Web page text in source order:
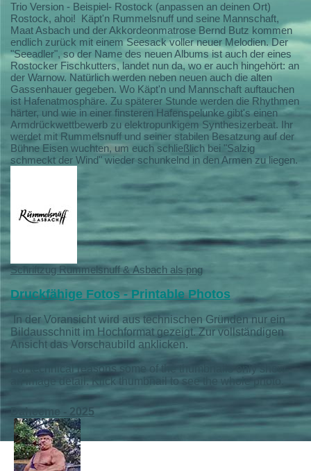
Trio Version - Beispiel- Rostock (anpassen an deinen Ort)
Rostock, ahoi! Käpt'n Rummelsnuff und seine Mannschaft,
Maat Asbach und der Akkordeonmatrose Bernd Butz kommen
endlich zurück mit einem Seesack voller neuer Melodien. Der
"Seeadler", so der Name des neuen Albums ist auch der eines
Rostocker Fischkutters, landet nun da, wo er auch hingehört: an
der Warnow. Natürlich werden neben neuen auch die alten
Gassenhauer gegeben. Wo Käpt'n und Mannschaft auftauchen
ist Hafenatmosphäre. Zu späterer Stunde werden die Rhythmen
härter, und wie in einer finsteren Hafenspelunke gibt's einen
Armdrückwettbewerb zu elektropunkigem Synthesizerbeat. Ihr
werdet mit Rummelsnuff und seiner stabilen Besatzung auf der
Bühne Eisen wuchten, um euch schließlich bei "Salzig
schmeckt der Wind" wieder schunkelnd in den Armen zu liegen.
Schriftzug Rummelsnuff & Asbach als png
Druckfähige Fotos - Printable Photos
In der Voransicht wird aus technischen Gründen nur ein
Bildausschnitt im Hochformat gezeigt. Zur vollständigen
Ansicht das Vorschaubild anklicken.
For technical reasons some of the thumbnails only show
an image detail. Klick thumbnail to see the whole photo.
Daheeme - 2025